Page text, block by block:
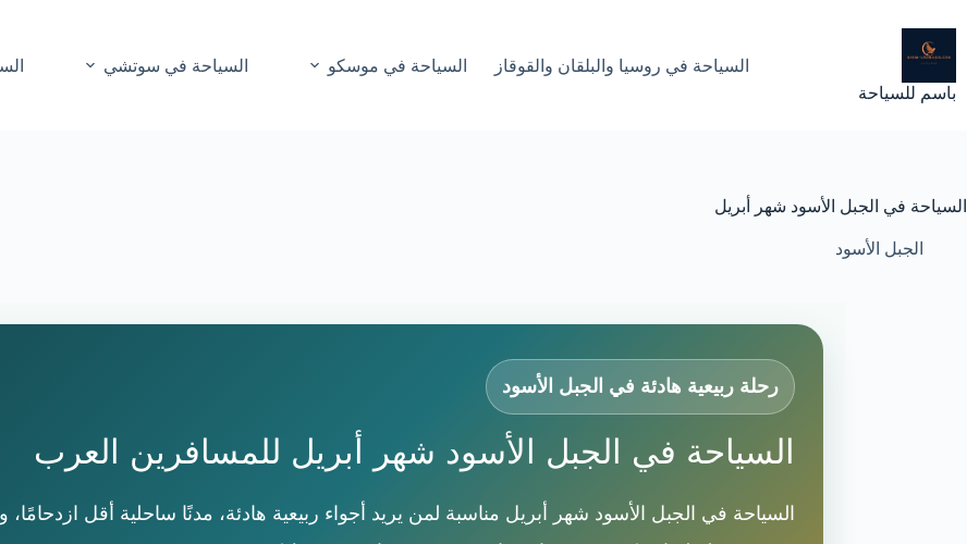
إلى
المحتوى
باسم للسياحة
السياحة في روسيا والبلقان والقوقاز السياحة في موسكو السياحة في سوتشي
السياحة في الجبل الأسود شهر أبريل
الجبل الأسود
رحلة ربيعية هادئة في الجبل الأسود
السياحة في الجبل الأسود شهر أبريل للمسافرين العرب
السياحة في الجبل الأسود شهر أبريل مناسبة لمن يريد أجواء ربيعية هادئة، مدنًا ساحلية أقل